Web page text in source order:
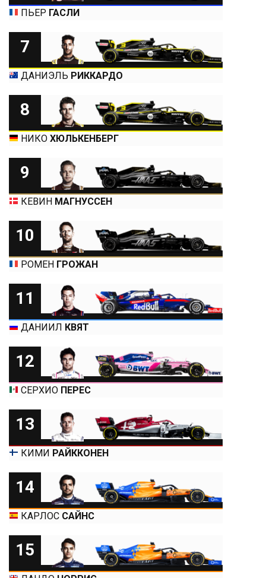
ПЬЕР ГАСЛИ
7
ДАНИЭЛЬ РИККАРДО
8
НИКО ХЮЛЬКЕНБЕРГ
9
КЕВИН МАГНУССЕН
10
РОМЕН ГРОЖАН
11
ДАНИИЛ КВЯТ
12
СЕРХИО ПЕРЕС
13
КИМИ РАЙККОНЕН
14
КАРЛОС САЙНС
15